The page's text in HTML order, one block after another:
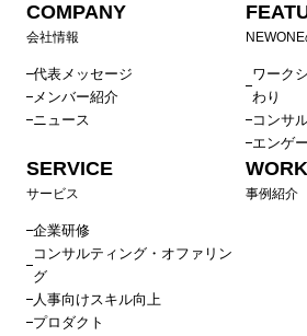
COMPANY
会社情報
代表メッセージ
メンバー紹介
ニュース
ワーク
わり
コンサ
エンゲ
SERVICE
サービス
企業研修
コンサルティング・オファリン
グ
人事向けスキル向上
プロダクト
事例紹介